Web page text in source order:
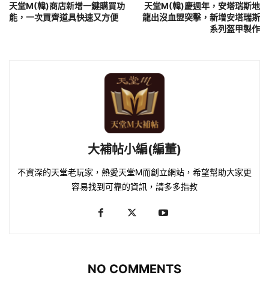
天堂M(韓)商店新增一鍵購買功
能，一次買齊道具快速又方便
天堂M(韓)慶週年，安塔瑞斯地
龍出沒血盟突擊，新增安塔瑞斯
系列盔甲製作
大補帖小編(編董)
不資深的天堂老玩家，熱愛天堂M而創立網站，希望幫助大家更
容易找到可靠的資訊，請多多指教
NO COMMENTS